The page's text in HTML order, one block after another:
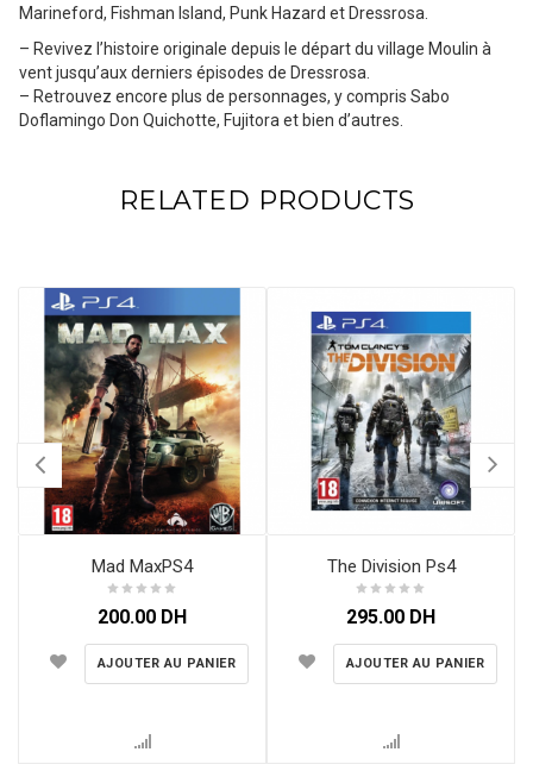
Marineford, Fishman Island, Punk Hazard et Dressrosa.
– Revivez l’histoire originale depuis le départ du village Moulin à
vent jusqu’aux derniers épisodes de Dressrosa.
– Retrouvez encore plus de personnages, y compris Sabo
Doflamingo Don Quichotte, Fujitora et bien d’autres.
RELATED PRODUCTS
Mad MaxPS4
200.00 DH
AJOUTER AU PANIER
The Division Ps4
295.00 DH
AJOUTER AU PANIER